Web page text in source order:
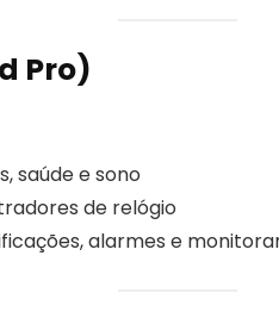
Pro)
saúde e sono
de relógio
alarmes e